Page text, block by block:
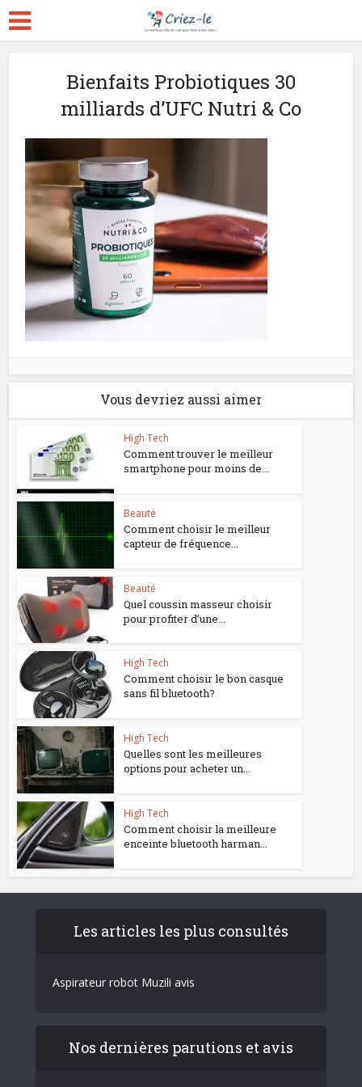
Bienfaits Probiotiques 30
milliards d’UFC Nutri & Co
Vous devriez aussi aimer
High Tech
Comment trouver le meilleur
smartphone pour moins de...
Beauté
Comment choisir le meilleur
capteur de fréquence...
Beauté
Quel coussin masseur choisir
pour profiter d’une...
High Tech
Comment choisir le bon casque
sans fil bluetooth?
High Tech
Quelles sont les meilleures
options pour acheter un...
High Tech
Comment choisir la meilleure
enceinte bluetooth harman...
Les articles les plus consultés
Aspirateur robot Muzili avis
Nos dernières parutions et avis